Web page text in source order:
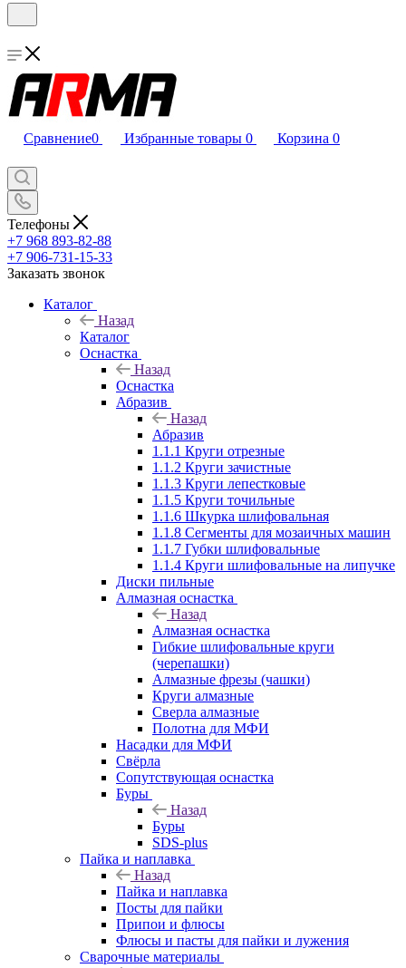
Сравнение0 Избранные товары 0 Корзина 0
Телефоны
+7 968 893-82-88
+7 906-731-15-33
Заказать звонок
Каталог
Назад
Каталог
Оснастка
Назад
Оснастка
Абразив
Назад
Абразив
1.1.1 Круги отрезные
1.1.2 Круги зачистные
1.1.3 Круги лепестковые
1.1.5 Круги точильные
1.1.6 Шкурка шлифовальная
1.1.8 Сегменты для мозаичных машин
1.1.7 Губки шлифовальные
1.1.4 Круги шлифовальные на липучке
Диски пильные
Алмазная оснастка
Назад
Алмазная оснастка
Гибкие шлифовальные круги
(черепашки)
Алмазные фрезы (чашки)
Круги алмазные
Сверла алмазные
Полотна для МФИ
Насадки для МФИ
Свёрла
Сопутствующая оснастка
Буры
Назад
Буры
SDS-plus
Пайка и наплавка
Назад
Пайка и наплавка
Посты для пайки
Припои и флюсы
Флюсы и пасты для пайки и лужения
Сварочные материалы